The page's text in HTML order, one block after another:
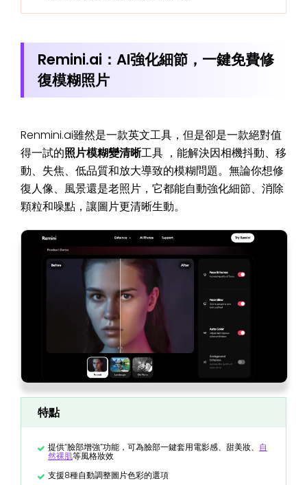
Remini.ai：AI強化細節，一鍵免費修
復模糊照片
Renmini.ai雖然是一款英文工具，但是卻是一款絕對值
得一試的照片模糊變清晰工具 ，能解決因相機抖動、移
動、失焦、低品質和放大導致的模糊問題。無論你想修
復人像、風景還是老照片，它都能自動強化細節、消除
顆粒和噪點，讓圖片更清晰生動。
特點
提供“臉部增強”功能，可為臉部一鍵套用電影感、甜美妝、 自
然裸肌等風格妝效
支援8種自動調整圖片色彩的選項